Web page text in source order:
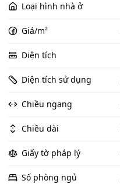
Loại hình nhà ở
Giá/m²
Diện tích
Diện tích sử dụng
Chiều ngang
Chiều dài
Giấy tờ pháp lý
Số phòng ngủ